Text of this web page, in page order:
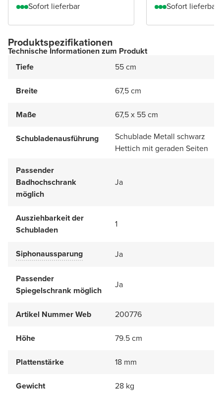
Sofort lieferbar Sofort lieferbar
Produktspezifikationen
Technische Informationen zum Produkt
Tiefe
55 cm
Breite 67,5 cm
Maße 67,5 x 55 cm
Schubladenausführung
Schublade Metall schwarz
Hettich mit geraden Seiten
Passender
Badhochschrank
möglich
Ja
Ausziehbarkeit der
Schubladen
1
Siphonaussparung Ja
Passender
Spiegelschrank möglich
Ja
Artikel Nummer Web 200776
Höhe 79.5 cm
Plattenstärke 18 mm
Gewicht 28 kg